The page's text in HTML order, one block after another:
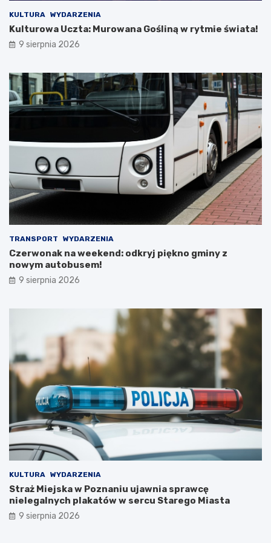
r
e
t
i
a
ł
e
a
!
T
i
R
d
c
z
a
y
t
k
o
w
e
j
w
y
i
c
KULTURA WYDARZENIA
Kulturowa Uczta: Murowana Gośliną w rytmie świata!
9 sierpnia 2026
TRANSPORT WYDARZENIA
Czerwonak na weekend: odkryj piękno gminy z
nowym autobusem!
9 sierpnia 2026
KULTURA WYDARZENIA
Straż Miejska w Poznaniu ujawnia sprawcę
nielegalnych plakatów w sercu Starego Miasta
9 sierpnia 2026